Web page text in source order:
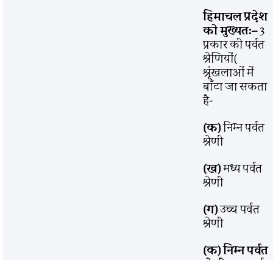
हिमाचल प्रदेश
को मुख्यत:–3
प्रकार की पर्वत
श्रेणियों(
श्रृंखलाओं में
बाँटा जा सकता
है-
(क)निम्न पर्वत
श्रेणी
(ख)मध्य पर्वत
श्रेणी
(ग)उच्च पर्वत
श्रेणी
(क) निम्न पर्वत